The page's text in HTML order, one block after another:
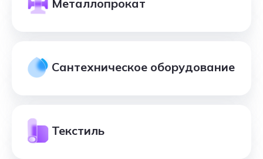
Металлопрокат
Сантехническое оборудование
Текстиль